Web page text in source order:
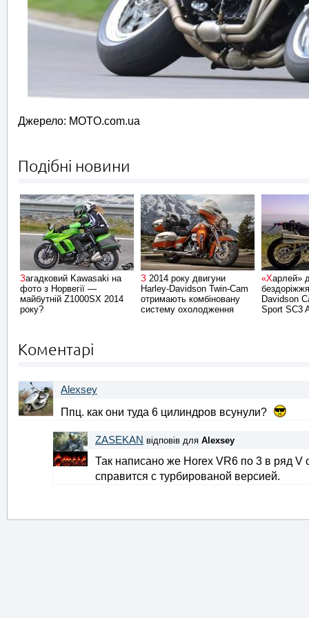
Джерело: MOTO.com.ua
Подібні новини
Загадковий Kawasaki на
фото з Норвегії —
майбутній Z1000SX 2014
року?
З 2014 року двигуни
Harley-Davidson Twin-Cam
отримають комбіновану
систему охолодження
«Харлей» для
Davidson
Sport SC3
Коментарі
Alexsey
Ппц. как они туда 6 цилиндров всунули?
ZASEKAN відповів для Alexsey
Так написано же Horex VR6 по 3 в ряд V
справится с турбированой версией.